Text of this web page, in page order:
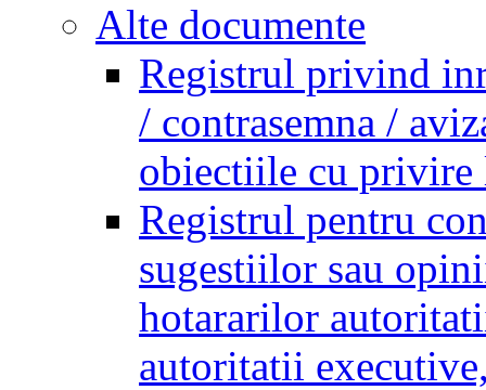
Alte documente
Registrul privind
/ contrasemna /
obiectiile cu privire
Registrul pentru
sugestiilor sau
hotararilor
autoritatii